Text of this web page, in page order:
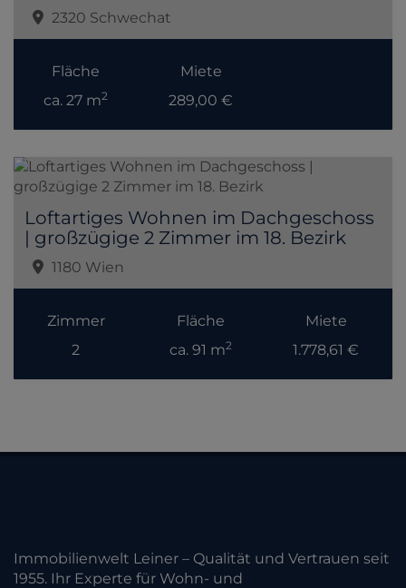
2320 Schwechat
Fläche
ca. 27 m2
Miete
289,00 €
Loftartiges Wohnen im Dachgeschoss
| großzügige 2 Zimmer im 18. Bezirk
1180 Wien
Zimmer
2
Fläche
ca. 91 m2
Miete
1.778,61 €
Immobilienwelt Leiner – Qualität und Vertrauen seit
1955. Ihr Experte für Wohn- und